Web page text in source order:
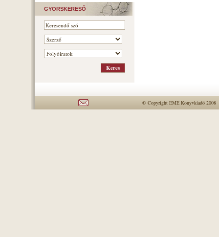
GYORSKERESŐ
© Copyright EME Könyvkiadó 2008